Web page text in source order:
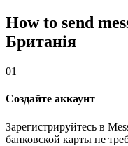
How to send
Британія
01
Создайте аккаунт
Зарегистрируйтесь в
банковской карты не